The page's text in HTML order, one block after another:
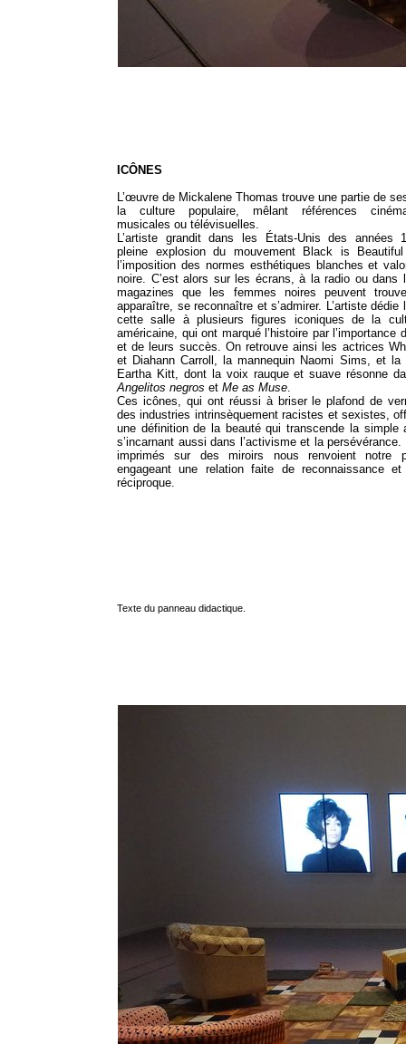
ICÔNES
L’œuvre de Mickalene Thomas trouve une partie de
la culture populaire, mêlant références
musicales ou télévisuelles.
L’artiste grandit dans les États-Unis des années
pleine explosion du mouvement Black is
l’imposition des normes esthétiques blanches et
noire. C’est alors sur les écrans, à la radio ou dans
magazines que les femmes noires peuvent
apparaître, se reconnaître et s’admirer. L’artiste
cette salle à plusieurs figures iconiques de la
américaine, qui ont marqué l’histoire par l’importance
et de leurs succès. On retrouve ainsi les actrices
et Diahann Carroll, la mannequin Naomi Sims, et
Eartha Kitt, dont la voix rauque et suave résonne
Angelitos negros et Me as Muse.
Ces icônes, qui ont réussi à briser le plafond de
des industries intrinsèquement racistes et sexistes,
une définition de la beauté qui transcende la simple
s’incarnant aussi dans l’activisme et la
imprimés sur des miroirs nous renvoient notre
engageant une relation faite de reconnaissance
réciproque.
Texte du panneau didactique.